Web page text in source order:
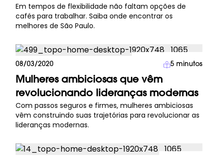
Em tempos de flexibilidade não faltam opções de
cafés para trabalhar. Saiba onde encontrar os
melhores de São Paulo.
Millennial Trends
08/03/2020 5 minutos
Mulheres ambiciosas que vêm
revolucionando lideranças modernas
Com passos seguros e firmes, mulheres ambiciosas
vêm construindo suas trajetórias para revolucionar as
lideranças modernas.